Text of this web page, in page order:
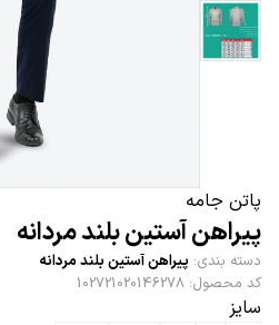
پاتن جامه
پیراهن آستین بلند مردانه
دسته بندی: پیراهن آستین بلند مردانه
کد محصول:
102721020146278
سایز